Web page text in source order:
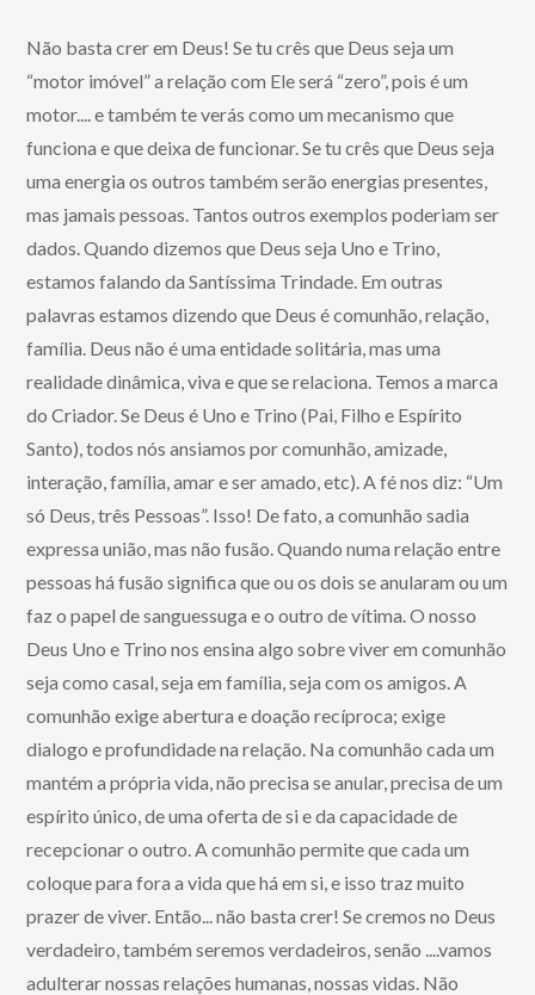
Não basta crer em Deus! Se tu crês que Deus seja um
“motor imóvel” a relação com Ele será “zero”, pois é um
motor.... e também te verás como um mecanismo que
funciona e que deixa de funcionar. Se tu crês que Deus seja
uma energia os outros também serão energias presentes,
mas jamais pessoas. Tantos outros exemplos poderiam ser
dados. Quando dizemos que Deus seja Uno e Trino,
estamos falando da Santíssima Trindade. Em outras
palavras estamos dizendo que Deus é comunhão, relação,
família. Deus não é uma entidade solitária, mas uma
realidade dinâmica, viva e que se relaciona. Temos a marca
do Criador. Se Deus é Uno e Trino (Pai, Filho e Espírito
Santo), todos nós ansiamos por comunhão, amizade,
interação, família, amar e ser amado, etc). A fé nos diz: “Um
só Deus, três Pessoas”. Isso! De fato, a comunhão sadia
expressa união, mas não fusão. Quando numa relação entre
pessoas há fusão significa que ou os dois se anularam ou um
faz o papel de sanguessuga e o outro de vítima. O nosso
Deus Uno e Trino nos ensina algo sobre viver em comunhão
seja como casal, seja em família, seja com os amigos. A
comunhão exige abertura e doação recíproca; exige
dialogo e profundidade na relação. Na comunhão cada um
mantém a própria vida, não precisa se anular, precisa de um
espírito único, de uma oferta de si e da capacidade de
recepcionar o outro. A comunhão permite que cada um
coloque para fora a vida que há em si, e isso traz muito
prazer de viver. Então... não basta crer! Se cremos no Deus
verdadeiro, também seremos verdadeiros, senão ....vamos
adulterar nossas relações humanas, nossas vidas. Não